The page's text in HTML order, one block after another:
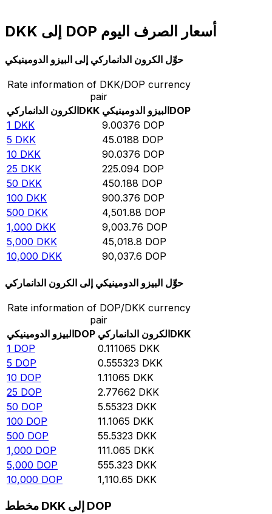
DKK إلى DOP أسعار الصرف اليوم
حوِّل الكرون الدانماركي إلى البيزو الدومينيكي
Rate information of DKK/DOP currency
pair
الكرون الدانماركيDKK البيزو الدومينيكيDOP
1 DKK 9.00376 DOP
5 DKK 45.0188 DOP
10 DKK 90.0376 DOP
25 DKK 225.094 DOP
50 DKK 450.188 DOP
100 DKK 900.376 DOP
500 DKK 4,501.88 DOP
1,000 DKK 9,003.76 DOP
5,000 DKK 45,018.8 DOP
10,000 DKK 90,037.6 DOP
حوِّل البيزو الدومينيكي إلى الكرون الدانماركي
Rate information of DOP/DKK currency
pair
البيزو الدومينيكيDOP الكرون الدانماركيDKK
1 DOP 0.111065 DKK
5 DOP 0.555323 DKK
10 DOP 1.11065 DKK
25 DOP 2.77662 DKK
50 DOP 5.55323 DKK
100 DOP 11.1065 DKK
500 DOP 55.5323 DKK
1,000 DOP 111.065 DKK
5,000 DOP 555.323 DKK
10,000 DOP 1,110.65 DKK
مخطط DKK إلى DOP